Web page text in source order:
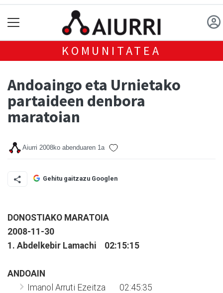
KOMUNITATEA
Andoaingo eta Urnietako
partaideen denbora
maratoian
Aiurri 2008ko abenduaren 1a
Gehitu gaitzazu Googlen
DONOSTIAKO MARATOIA
2008-11-30
1. Abdelkebir Lamachi 02:15:15
ANDOAIN
Imanol Arruti Ezeitza 02:45:35